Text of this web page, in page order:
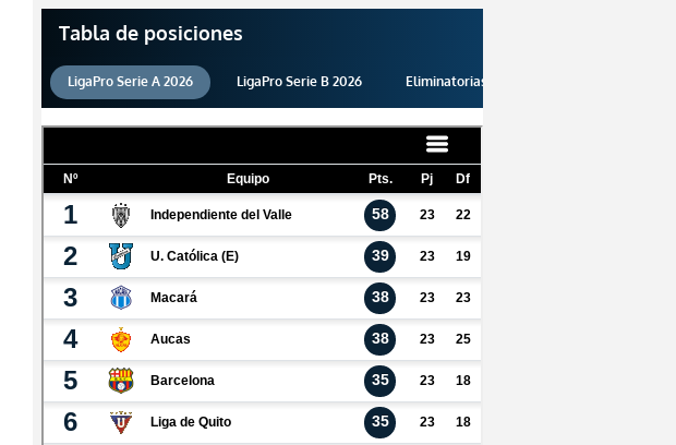
Tabla de posiciones
LigaPro Serie A 2026 LigaPro Serie B 2026 Eliminatorias 2026